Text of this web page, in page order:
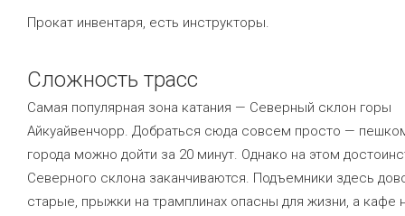
Прокат инвентаря, есть инструкторы.
Сложность трасс
Самая популярная зона катания — Северный склон горы
Айкуайвенчорр. Добраться сюда совсем просто —
города можно дойти за 20 минут. Однако на этом
Северного склона заканчиваются. Подъемники здесь
старые, прыжки на трамплинах опасны для жизни, а кафе